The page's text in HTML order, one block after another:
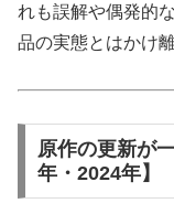
れも誤解や偶発的
品の実態とはかけ
原作の更新が
年・2024年】